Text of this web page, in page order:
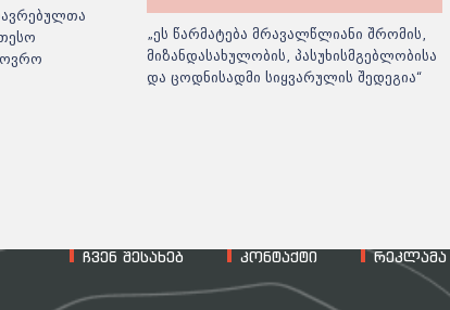
„ეს წარმატება მრავალწლიანი შრომის,
მიზანდასახულობის, პასუხისმგებლობისა
და ცოდნისადმი სიყვარულის შედეგია“
რეკლამა
კონტაქტი
ჩვენ შესახებ